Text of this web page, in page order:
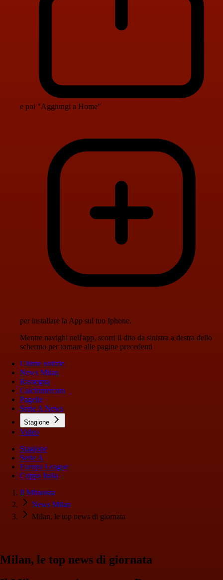
e poi "Aggiungi a Home"
per installare la App sul tuo Iphone.
Mentre navighi nell'app, scorri il dito da sinistra a destra dello
schermo per tornare alle pagine precedenti
Ultime notizie
News Milan
Rassegna
Calciomercato
Pagelle
Serie A News
Stagione
Video
Stagione
Serie A
Europa League
Coppa Italia
Il Milanista
News Milan
Milan, le top news di giornata
Milan, le top news di giornata